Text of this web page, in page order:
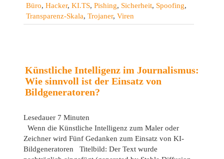
Account-
PC-
Büro, Hacker, KI.TS, Pishing, Sicherheit, Spoofing,
Transparenz-Skala, Trojaner, Viren
Künstliche Intelligenz im Journalismus:
Wie sinnvoll ist der Einsatz von
Bildgeneratoren?
Lesedauer 7 Minuten
Wenn die Künstliche Intelligenz zum Maler oder
Zeichner wird Fünf Gedanken zum Einsatz von KI-
Bildgeneratoren Titelbild: Der Text wurde